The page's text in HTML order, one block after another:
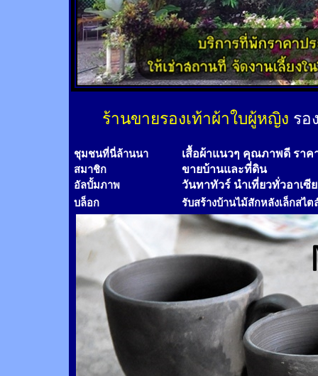
ร้านขายรองเท้าผ้าใบผู้หญิง รอ
ชุมชนที่นี่ล้านนา เสื้อผ้าแนวๆ คุณภาพดี ราค
สมาชิก ขายบ้านและที่ดิน
อัลบั้มภาพ วันทาทัวร์ นำเที่ยวทั่วอาเซี
บล็อก รับสร้างบ้านไม้สักหลังเล็กสไต